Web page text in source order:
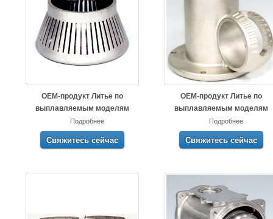
OEM-продукт Литье по
выплавляемым моделям
Подробнее
Свяжитесь сейчас
OEM-продукт Литье по
выплавляемым моделям
Подробнее
Свяжитесь сейчас